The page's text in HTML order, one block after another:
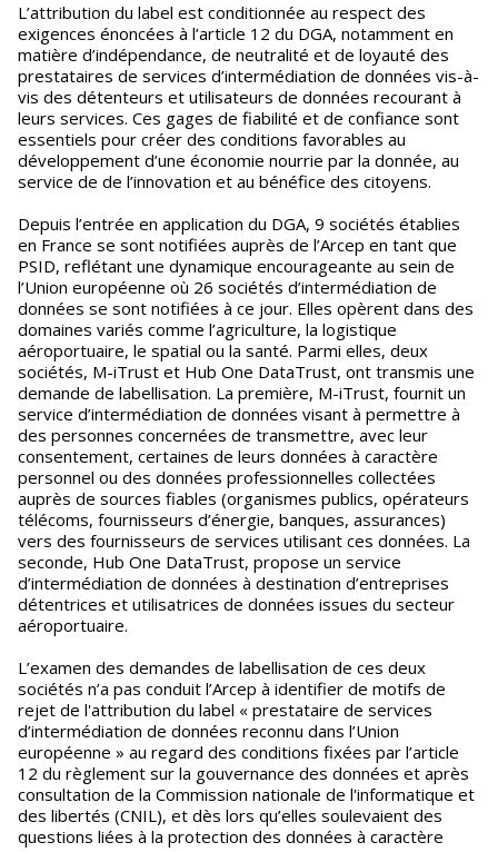
L’attribution du label est conditionnée au respect des
exigences énoncées à l’article 12 du DGA, notamment en
matière d’indépendance, de neutralité et de loyauté des
prestataires de services d’intermédiation de données vis-à-
vis des détenteurs et utilisateurs de données recourant à
leurs services. Ces gages de fiabilité et de confiance sont
essentiels pour créer des conditions favorables au
développement d’une économie nourrie par la donnée, au
service de de l’innovation et au bénéfice des citoyens.
Depuis l’entrée en application du DGA, 9 sociétés établies
en France se sont notifiées auprès de l’Arcep en tant que
PSID, reflétant une dynamique encourageante au sein de
l’Union européenne où 26 sociétés d’intermédiation de
données se sont notifiées à ce jour. Elles opèrent dans des
domaines variés comme l’agriculture, la logistique
aéroportuaire, le spatial ou la santé. Parmi elles, deux
sociétés, M-iTrust et Hub One DataTrust, ont transmis une
demande de labellisation. La première, M-iTrust, fournit un
service d’intermédiation de données visant à permettre à
des personnes concernées de transmettre, avec leur
consentement, certaines de leurs données à caractère
personnel ou des données professionnelles collectées
auprès de sources fiables (organismes publics, opérateurs
télécoms, fournisseurs d’énergie, banques, assurances)
vers des fournisseurs de services utilisant ces données. La
seconde, Hub One DataTrust, propose un service
d’intermédiation de données à destination d’entreprises
détentrices et utilisatrices de données issues du secteur
aéroportuaire.
L’examen des demandes de labellisation de ces deux
sociétés n’a pas conduit l’Arcep à identifier de motifs de
rejet de l'attribution du label « prestataire de services
d’intermédiation de données reconnu dans l’Union
européenne » au regard des conditions fixées par l’article
12 du règlement sur la gouvernance des données et après
consultation de la Commission nationale de l'informatique et
des libertés (CNIL), et dès lors qu’elles soulevaient des
questions liées à la protection des données à caractère